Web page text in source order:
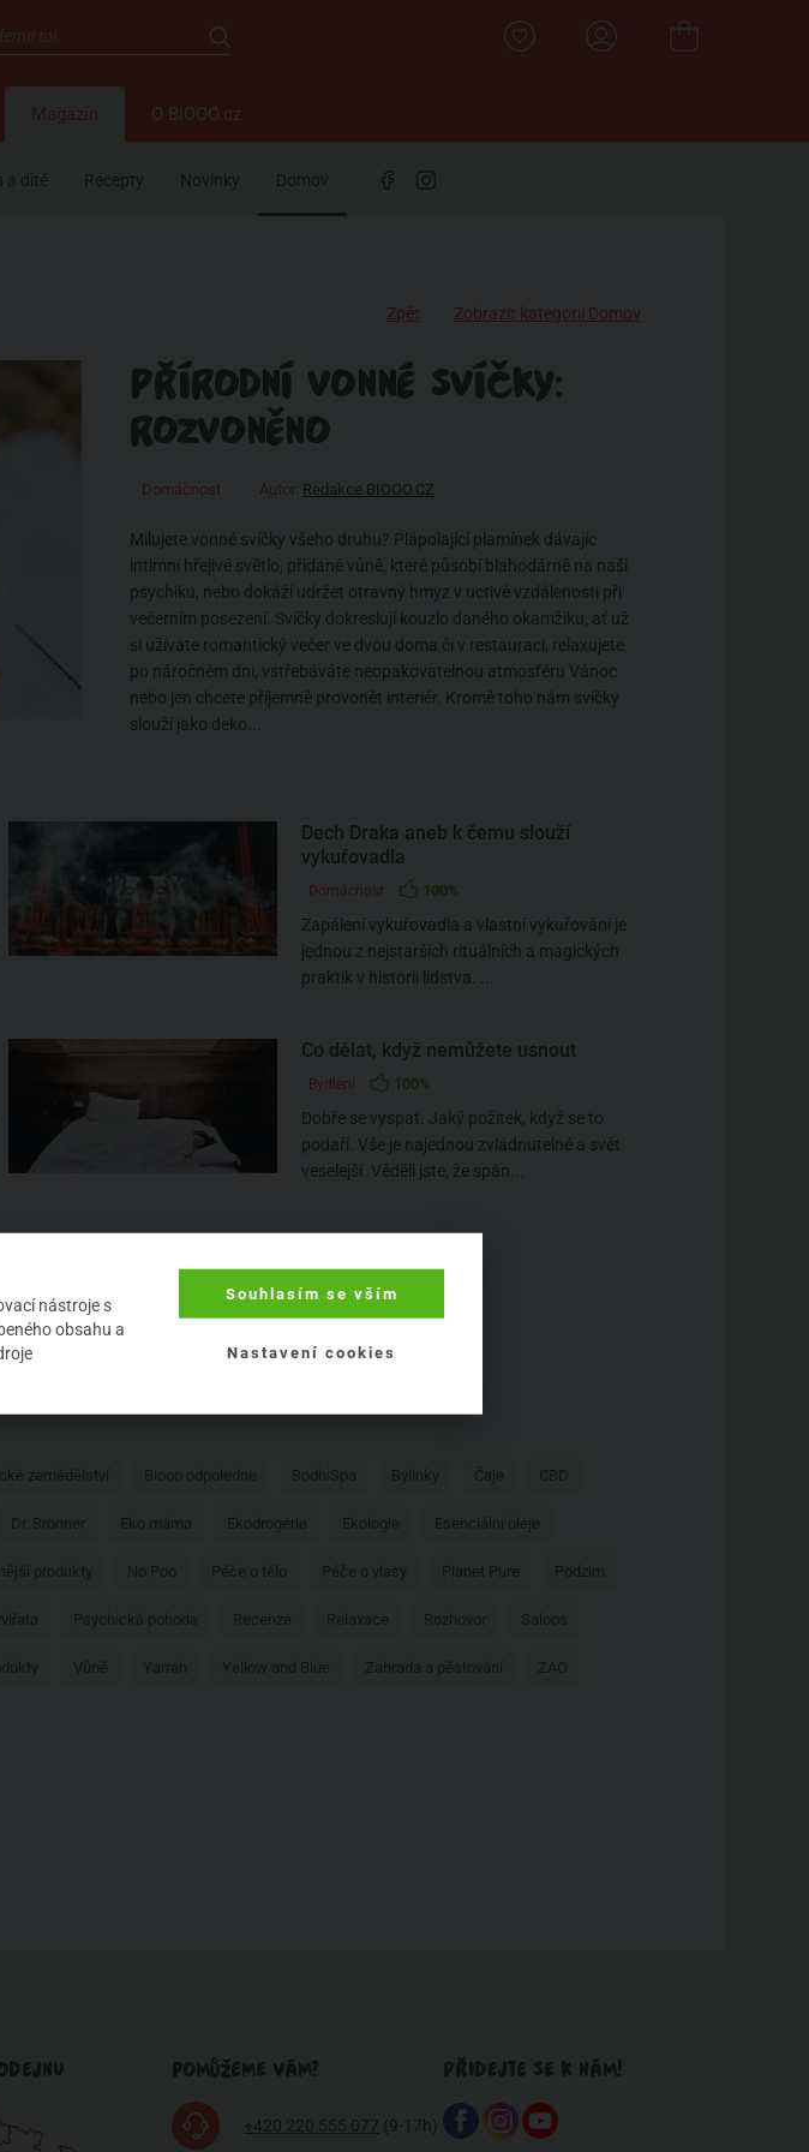
Magazín O BiOOO.cz
a dítě Recepty Novinky Domov
Zpět Zobrazit kategorii Domov
PŘÍRODNÍ VONNÉ SVÍČKY:
ROZVONĚNO
Domácnost Redakce BIOOO.CZ
Milujete vonné svíčky všeho druhu? Plápolající plamínek dávajíc
intimní hřejivé světlo, přidané vůně, které působí blahodárně na naši
psychiku, nebo dokáží udržet otravný hmyz v uctivé vzdálenosti při
večerním posezení. Svíčky dokreslují kouzlo daného okamžiku, ať už
si užíváte romantický večer ve dvou doma či v restauraci, relaxujete
po náročném dni, vstřebáváte neopakovatelnou atmosféru Vánoc
nebo jen chcete příjemně provonět interiér. Kromě toho nám svíčky
slouží jako deko...
Dech Draka aneb k čemu slouží
vykuřovadla
Domácnost 100%
Zapálení vykuřovadla a vlastní vykuřování je
jednou z nejstarších rituálních a magických
praktik v historii lidstva. ...
Co dělat, když nemůžete usnout
Bydlení 100%
Dobře se vyspat. Jaký požitek, když se to
podaří. Vše je najednou zvládnutelné a svět
veselejší. Věděli jste, že spán...
zemědělství Biooo odpoledne BodhiSpa Bylinky Čaje CBD
Dr. Bronner Eko máma Ekodrogerie Ekologie Esenciální oleje
produkty No Poo Péče o tělo Péče o vlasy Planet Pure Podzim
Psychická pohoda Recenze Relaxace Rozhovor Saloos
Vůně Yarrah Yellow and Blue Zahrada a pěstování ZAO
POMŮŽEME VÁM?
+420 220 555 077 (9-17h)
PŘIDEJTE SE K NÁM!
nástroje s
obsahu a
Souhlasím se vším
Nastavení cookies